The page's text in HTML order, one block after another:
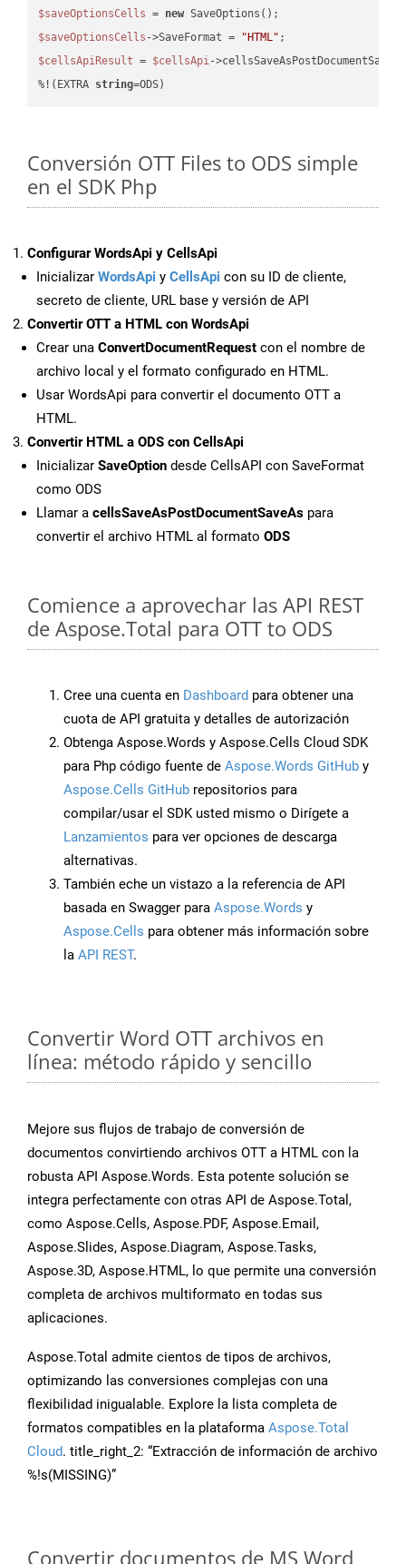
$saveOptionsCells = new
$saveOptionsCells ->SaveFormat = "HTML"
$cellsApiResult = $cellsApi-
%!(EXTRA string=ODS)
Conversión OTT Files to ODS simple
en el SDK Php
Configurar WordsApi y CellsApi
Inicializar WordsApi y CellsApi con su ID de cliente,
secreto de cliente, URL base y versión de API
Convertir OTT a HTML con WordsApi
Crear una ConvertDocumentRequest con el nombre de
archivo local y el formato configurado en HTML.
Usar WordsApi para convertir el documento OTT a
HTML.
Convertir HTML a ODS con CellsApi
Inicializar SaveOption desde CellsAPI con SaveFormat
como ODS
Llamar a cellsSaveAsPostDocumentSaveAs para
convertir el archivo HTML al formato ODS
Comience a aprovechar las API REST
de Aspose.Total para OTT to ODS
Cree una cuenta en Dashboard para obtener una
cuota de API gratuita y detalles de autorización
Obtenga Aspose.Words y Aspose.Cells Cloud SDK
para Php código fuente de Aspose.Words GitHub y
Aspose.Cells GitHub repositorios para
compilar/usar el SDK usted mismo o Dirígete a
Lanzamientos para ver opciones de descarga
alternativas.
También eche un vistazo a la referencia de API
basada en Swagger para Aspose.Words y
Aspose.Cells para obtener más información sobre
la API REST.
Convertir Word OTT archivos en
línea: método rápido y sencillo
Mejore sus flujos de trabajo de conversión de
documentos convirtiendo archivos OTT a HTML con la
robusta API Aspose.Words. Esta potente solución se
integra perfectamente con otras API de Aspose.Total,
como Aspose.Cells, Aspose.PDF, Aspose.Email,
Aspose.Slides, Aspose.Diagram, Aspose.Tasks,
Aspose.3D, Aspose.HTML, lo que permite una conversión
completa de archivos multiformato en todas sus
aplicaciones.
Aspose.Total admite cientos de tipos de archivos,
optimizando las conversiones complejas con una
flexibilidad inigualable. Explore la lista completa de
formatos compatibles en la plataforma Aspose.Total
Cloud. title_right_2: “Extracción de información de archivo
%!s(MISSING)”
Convertir documentos de MS Word